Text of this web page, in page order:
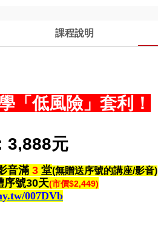
課程說明
「低風險」套利！
3,888元
音滿 3 堂(無贈送序號的講座/影音)
序號30天(市價$2,449)
007DVb